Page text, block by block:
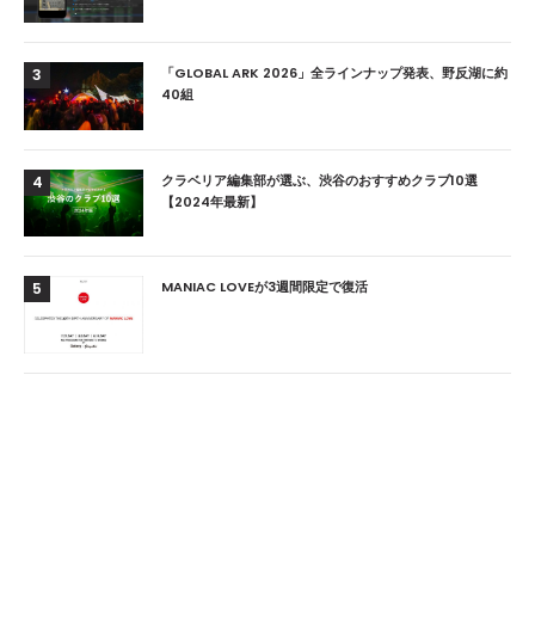
3
「GLOBAL ARK 2026」全ラインナップ発表、野反湖に約
40組
4
クラベリア編集部が選ぶ、渋谷のおすすめクラブ10選
【2024年最新】
5 MANIAC LOVEが3週間限定で復活